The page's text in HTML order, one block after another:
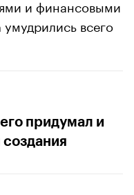
и финансовыми
всего
придумал и
создания